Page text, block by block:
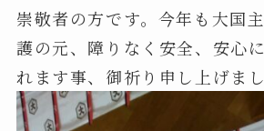
崇敬者の方です。今年も大国
護の元、障りなく安全、安心
れます事、御祈り申し上げまし